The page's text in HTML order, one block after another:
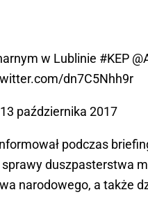
w Lublinie #KEP
dn7C5Nhh9r
13 października 2017
podczas
duszpasterstwa
narodowego, a także